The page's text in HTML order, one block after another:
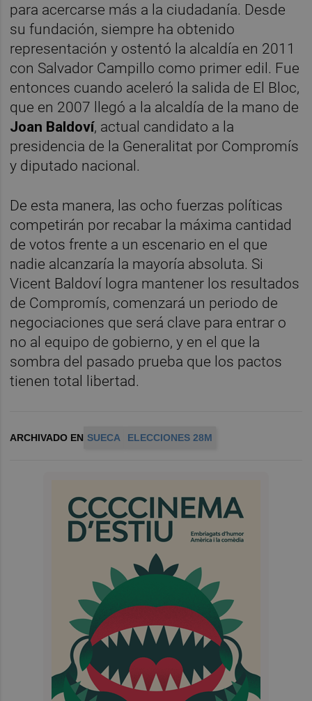
para acercarse más a la ciudadanía. Desde
su fundación, siempre ha obtenido
representación y ostentó la alcaldía en 2011
con Salvador Campillo como primer edil. Fue
entonces cuando aceleró la salida de El Bloc,
que en 2007 llegó a la alcaldía de la mano de
Joan Baldoví, actual candidato a la
presidencia de la Generalitat por Compromís
y diputado nacional.
De esta manera, las ocho fuerzas políticas
competirán por recabar la máxima cantidad
de votos frente a un escenario en el que
nadie alcanzaría la mayoría absoluta. Si
Vicent Baldoví logra mantener los resultados
de Compromís, comenzará un periodo de
negociaciones que será clave para entrar o
no al equipo de gobierno, y en el que la
sombra del pasado prueba que los pactos
tienen total libertad.
ARCHIVADO EN SUECA ELECCIONES 28M